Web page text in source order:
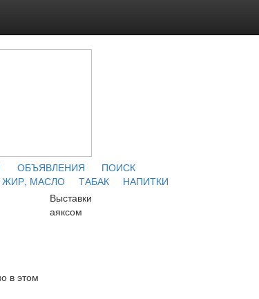
ОБЪЯВЛЕНИЯ
ПОИСК
ЖИР, МАСЛО ТАБАК НАПИТКИ
в этом
Выставки
аяксом